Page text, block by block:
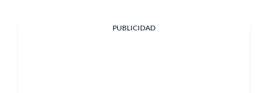
PUBLICIDAD